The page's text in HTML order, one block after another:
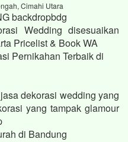
Cimahi Utara
backdropbdg
Wedding disesuaikan
Pricelist & Book WA
Pernikahan Terbaik di
dekorasi wedding yang
yang tampak glamour
di Bandung